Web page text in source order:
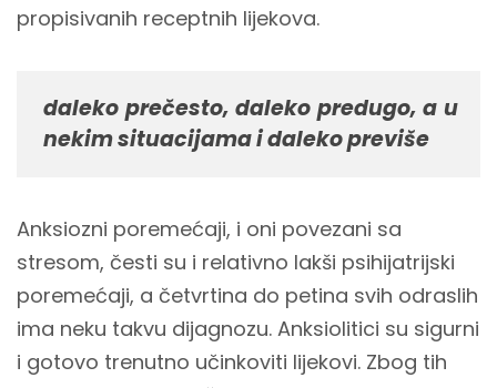
propisivanih receptnih lijekova.
daleko prečesto, daleko predugo, a u
nekim situacijama i daleko previše
Anksiozni poremećaji, i oni povezani sa
stresom, česti su i relativno lakši psihijatrijski
poremećaji, a četvrtina do petina svih odraslih
ima neku takvu dijagnozu. Anksiolitici su sigurni
i gotovo trenutno učinkoviti lijekovi. Zbog tih